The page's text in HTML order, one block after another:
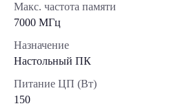
Макс. частота памяти
7000 МГц
Назначение
Настольный ПК
Питание ЦП (Вт)
150